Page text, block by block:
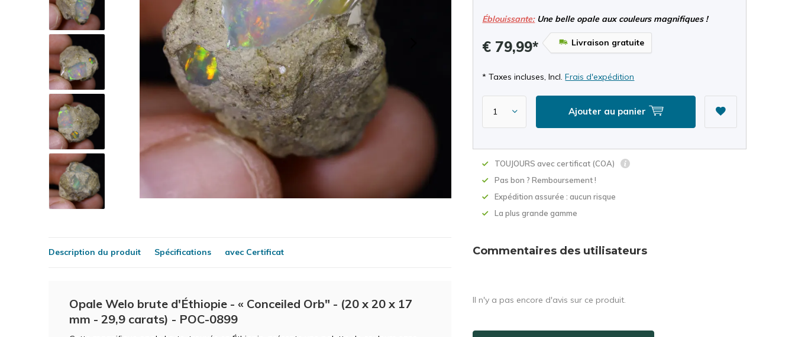
Éblouissante:Une belle opale aux couleurs magnifiques !
€ 79,99* Livraison gratuite
* Taxes incluses, Incl.Frais d'expédition
Ajouter au panier
TOUJOURS avec certificat (COA)
Pas bon ? Remboursement !
Expédition assurée : aucun risque
La plus grande gamme
Description du produit Spécifications avec Certificat
Opale Welo brute d'Éthiopie - « Conceiled Orb" - (20 x 20 x 17
mm - 29,9 carats) - POC-0899
Commentaires des utilisateurs
Il n'y a pas encore d'avis sur ce produit.